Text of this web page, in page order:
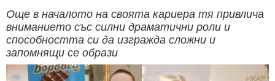
Още в началото на своята кариера тя привлича
вниманието със силни драматични роли и
способността си да изгражда сложни и
запомнящи се образи